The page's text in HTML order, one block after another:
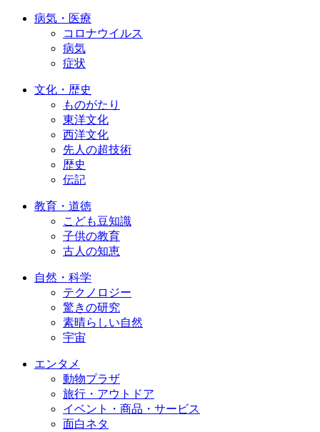
病気・医療
コロナウイルス
病気
症状
文化・歴史
ものがたり
東洋文化
西洋文化
先人の超技術
歴史
伝記
教育・道徳
こども豆知識
子供の教育
古人の知恵
自然・科学
テクノロジー
驚きの研究
素晴らしい自然
宇宙
エンタメ
動物プラザ
旅行・アウトドア
イベント・商品・サービス
面白ネタ